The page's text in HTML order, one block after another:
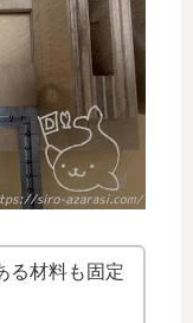
る材料も固定